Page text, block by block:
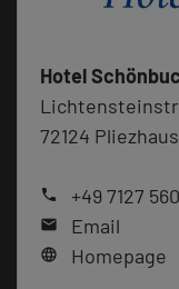
Hotel
72124
phone +49 7127
mail Email
language Homepage